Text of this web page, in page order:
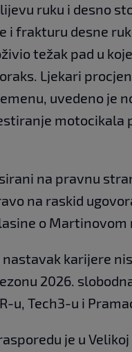
ruku i desno
i frakturu desne
težak pad u
Ljekari
uvedeno je
motocikala
na pravnu
na raskid
o Martinovom
karijere
2026.
u, Tech3-u i
je u